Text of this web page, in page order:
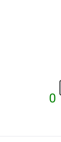
0